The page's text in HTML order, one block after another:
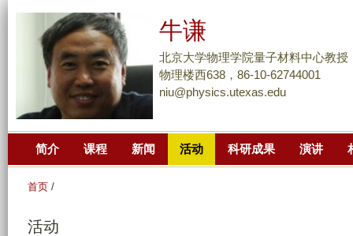
到
主
牛谦
北京大学物理学院量子材料中心教授
物理楼西638，86-10-62744001
niu@physics.utexas.edu
简介 课程 新闻 活动 科研成果 演讲
首页 /
活动